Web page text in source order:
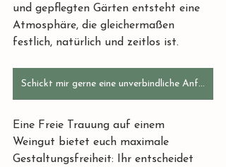
und gepflegten Gärten entsteht eine
Atmosphäre, die gleichermaßen
festlich, natürlich und zeitlos ist.
Schickt mir gerne eine unverbindliche Anfrage
Eine Freie Trauung auf einem
Weingut bietet euch maximale
Gestaltungsfreiheit: Ihr entscheidet